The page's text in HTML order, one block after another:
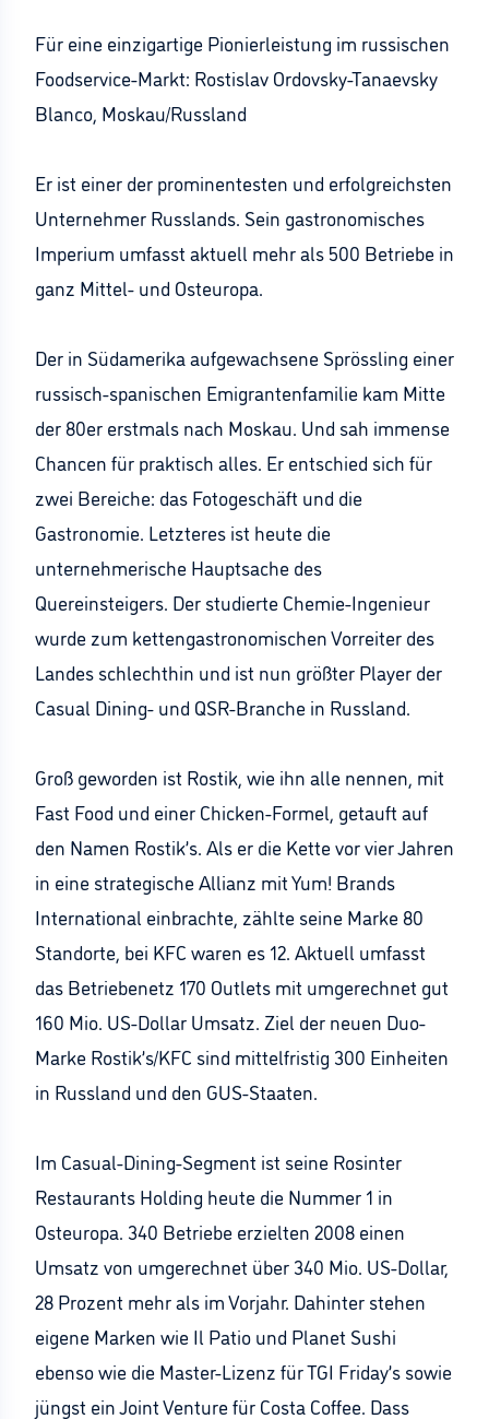
Für eine einzigartige Pionierleistung im russischen
Foodservice-Markt: Rostislav Ordovsky-Tanaevsky
Blanco, Moskau/Russland
Er ist einer der prominentesten und erfolgreichsten
Unternehmer Russlands. Sein gastronomisches
Imperium umfasst aktuell mehr als 500 Betriebe in
ganz Mittel- und Osteuropa.
Der in Südamerika aufgewachsene Sprössling einer
russisch-spanischen Emigrantenfamilie kam Mitte
der 80er erstmals nach Moskau. Und sah immense
Chancen für praktisch alles. Er entschied sich für
zwei Bereiche: das Fotogeschäft und die
Gastronomie. Letzteres ist heute die
unternehmerische Hauptsache des
Quereinsteigers. Der studierte Chemie-Ingenieur
wurde zum kettengastronomischen Vorreiter des
Landes schlechthin und ist nun größter Player der
Casual Dining- und QSR-Branche in Russland.
Groß geworden ist Rostik, wie ihn alle nennen, mit
Fast Food und einer Chicken-Formel, getauft auf
den Namen Rostik’s. Als er die Kette vor vier Jahren
in eine strategische Allianz mit Yum! Brands
International einbrachte, zählte seine Marke 80
Standorte, bei KFC waren es 12. Aktuell umfasst
das Betriebenetz 170 Outlets mit umgerechnet gut
160 Mio. US-Dollar Umsatz. Ziel der neuen Duo-
Marke Rostik’s/KFC sind mittelfristig 300 Einheiten
in Russland und den GUS-Staaten.
Im Casual-Dining-Segment ist seine Rosinter
Restaurants Holding heute die Nummer 1 in
Osteuropa. 340 Betriebe erzielten 2008 einen
Umsatz von umgerechnet über 340 Mio. US-Dollar,
28 Prozent mehr als im Vorjahr. Dahinter stehen
eigene Marken wie Il Patio und Planet Sushi
ebenso wie die Master-Lizenz für TGI Friday’s sowie
jüngst ein Joint Venture für Costa Coffee. Dass